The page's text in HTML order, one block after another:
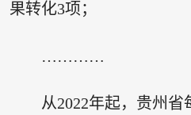
果转化3项；
…………
从2022年起，贵州